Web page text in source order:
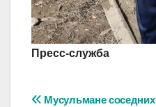
Пресс-служба
Мусульмане соседних